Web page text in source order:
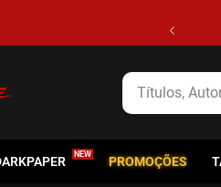
Títulos,
PROMOÇÕES